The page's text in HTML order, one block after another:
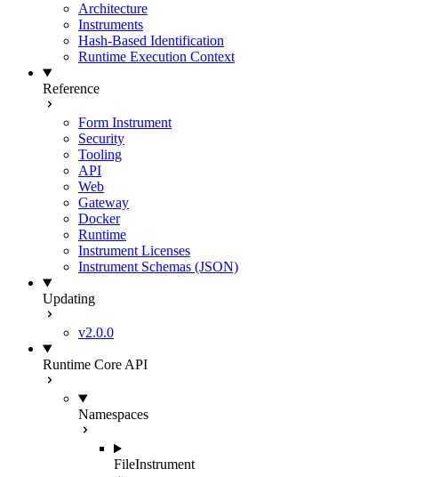
Architecture
Instruments
Hash-Based Identification
Runtime Execution Context
Reference
Form Instrument
Security
Tooling
API
Web
Gateway
Docker
Runtime
Instrument Licenses
Instrument Schemas (JSON)
Updating
v2.0.0
Runtime Core API
Namespaces
FileInstrument